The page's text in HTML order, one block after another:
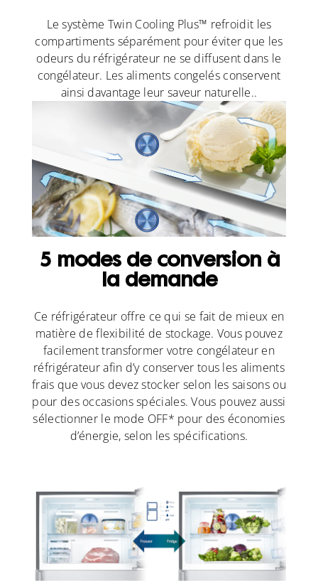
Le système Twin Cooling Plus™ refroidit les
compartiments séparément pour éviter que les
odeurs du réfrigérateur ne se diffusent dans le
congélateur. Les aliments congelés conservent
ainsi davantage leur saveur naturelle..
5 modes de conversion à
la demande
Ce réfrigérateur offre ce qui se fait de mieux en
matière de flexibilité de stockage. Vous pouvez
facilement transformer votre congélateur en
réfrigérateur afin d’y conserver tous les aliments
frais que vous devez stocker selon les saisons ou
pour des occasions spéciales. Vous pouvez aussi
sélectionner le mode OFF* pour des économies
d’énergie, selon les spécifications.